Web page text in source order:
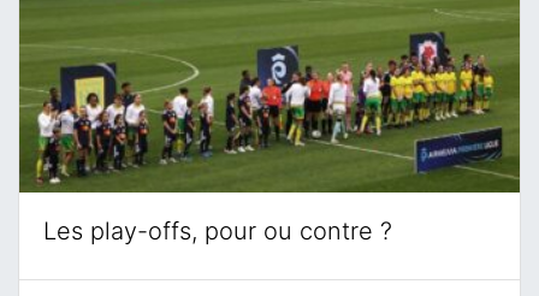
Les play-offs, pour ou contre ?